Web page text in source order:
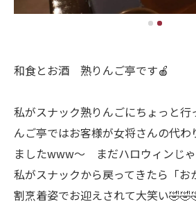
和食とお酒 熟りんご亭です🍎
私がスナック熟りんごにちょっと行
んご亭ではお客様が女将さんの代わ
ましたwww〜 まだハロウィンじゃ
私がスナックから戻ってきたら「お
割烹着姿でお迎えされて大笑い